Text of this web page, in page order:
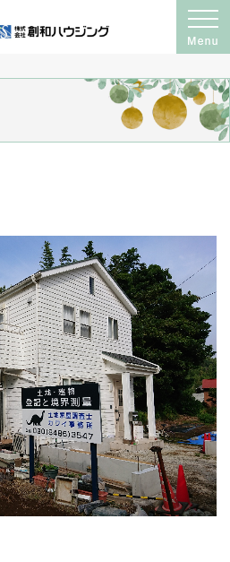
築戸建て・リフォームを手がける工務店なら
文住宅・新築戸建て・リフォームを手がけ